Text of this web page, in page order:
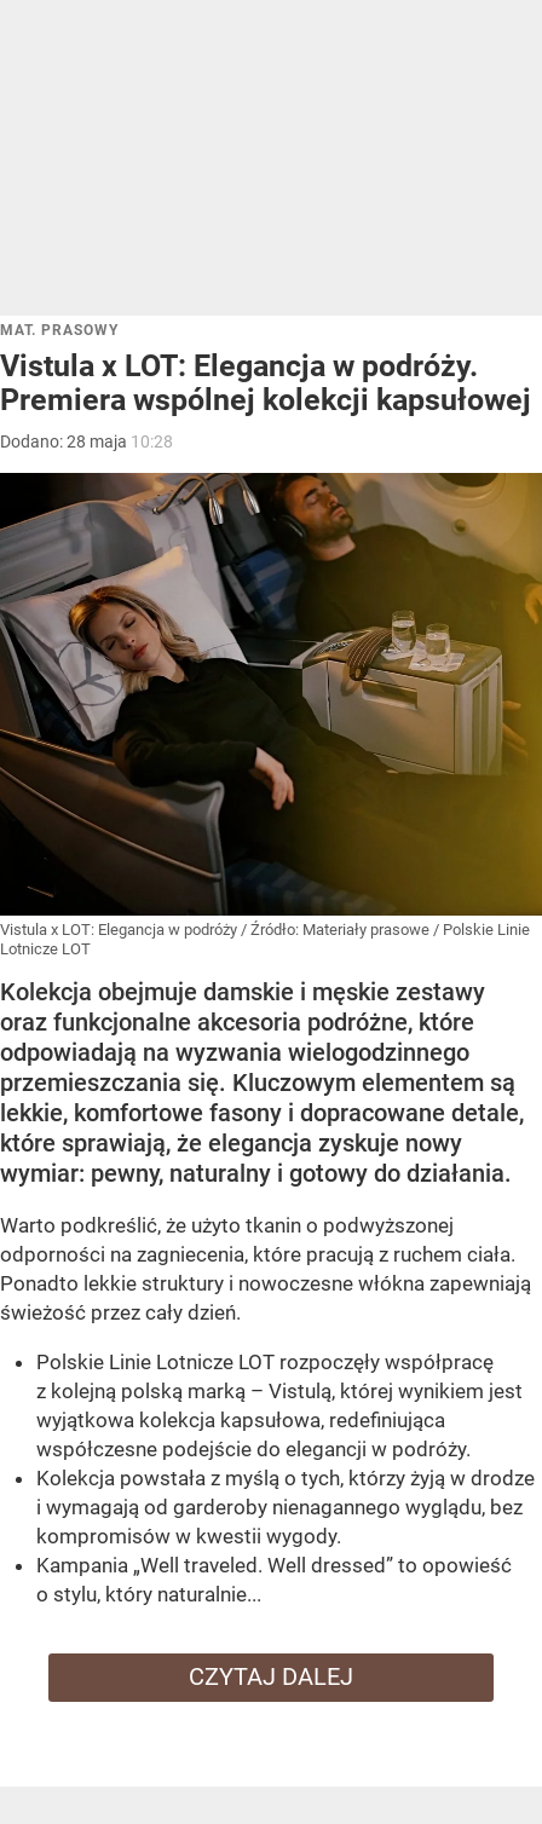
MAT. PRASOWY
Vistula x LOT: Elegancja w podróży.
Premiera wspólnej kolekcji kapsułowej
Dodano:28 maja 10:28
Vistula x LOT: Elegancja w podróży / Źródło: Materiały prasowe / Polskie Linie
Lotnicze LOT
Kolekcja obejmuje damskie i męskie zestawy
oraz funkcjonalne akcesoria podróżne, które
odpowiadają na wyzwania wielogodzinnego
przemieszczania się. Kluczowym elementem są
lekkie, komfortowe fasony i dopracowane detale,
które sprawiają, że elegancja zyskuje nowy
wymiar: pewny, naturalny i gotowy do działania.
Warto podkreślić, że użyto tkanin o podwyższonej
odporności na zagniecenia, które pracują z ruchem ciała.
Ponadto lekkie struktury i nowoczesne włókna zapewniają
świeżość przez cały dzień.
Polskie Linie Lotnicze LOT rozpoczęły współpracę
z kolejną polską marką – Vistulą, której wynikiem jest
wyjątkowa kolekcja kapsułowa, redefiniująca
współczesne podejście do elegancji w podróży.
Kolekcja powstała z myślą o tych, którzy żyją w drodze
i wymagają od garderoby nienagannego wyglądu, bez
kompromisów w kwestii wygody.
Kampania „Well traveled. Well dressed” to opowieść
o stylu, który naturalnie...
CZYTAJ DALEJ